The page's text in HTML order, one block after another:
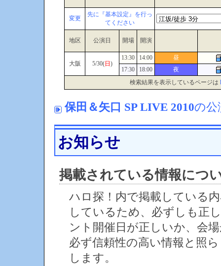
変更
先に『基本設定』を行っ
てください
地区 公演日 開場 開演
大阪 5/30(日 )
13:30 14:00
昼
17:30
18:00
夜
検索結果を表示しているページは
保田＆矢口 SP LIVE 2010の公
お知らせ
掲載されている情報につ
ハロ探！内で掲載している
しているため、必ずしも正
ント開催日が正しいか、会
必ず信頼性の高い情報と照
します。